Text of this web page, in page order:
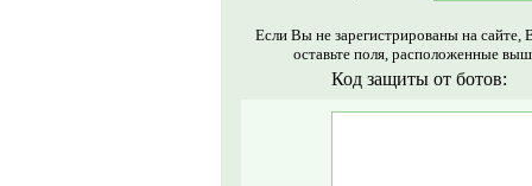
Если Вы не зарегистрированы на
оставьте поля, расположенные
Код защиты от ботов: